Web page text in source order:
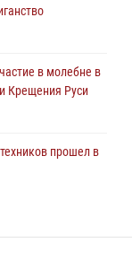
в молебне в
Крещения Руси
прошел в